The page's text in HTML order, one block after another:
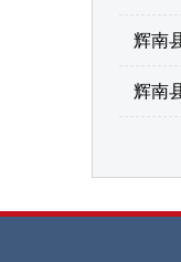
辉南
辉南